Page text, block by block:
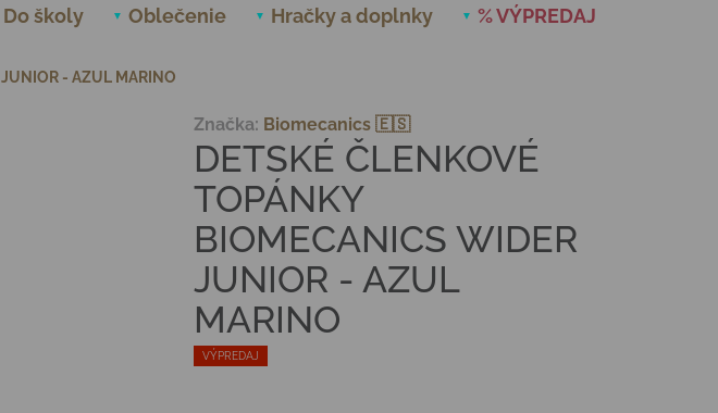
Do školy Oblečenie Hračky a doplnky % VÝPREDAJ
- AZUL MARINO
VÝPREDAJ
DETSKÉ ČLENKOVÉ
TOPÁNKY
BIOMECANICS WIDER
JUNIOR - AZUL
MARINO
Značka: Biomecanics 🇪🇸